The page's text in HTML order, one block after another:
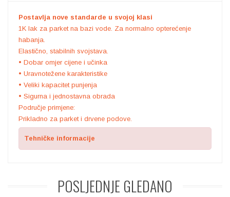
Postavlja nove standarde u svojoj klasi
1K lak za parket na bazi vode. Za normalno opterećenje
habanja.
Elastično, stabilnih svojstava.
• Dobar omjer cijene i učinka
• Uravnotežene karakteristike
• Veliki kapacitet punjenja
• Sigurna i jednostavna obrada
Područje primjene:
Prikladno za parket i drvene podove.
Tehničke informacije
POSLJEDNJE GLEDANO